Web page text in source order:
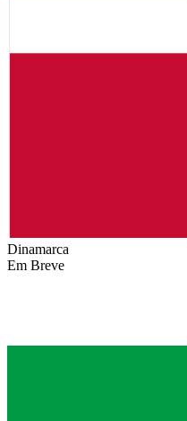
Dinamarca
Em Breve